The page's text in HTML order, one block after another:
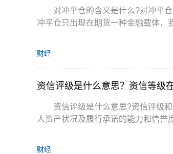
对冲平仓的含义是什么?对冲平
冲平仓只出现在期货一种金融载体，
财经
资信评级是什么意思？资信等级
资信评级是什么意思?资信评级
人资产状况及履行承诺的能力和信誉
财经